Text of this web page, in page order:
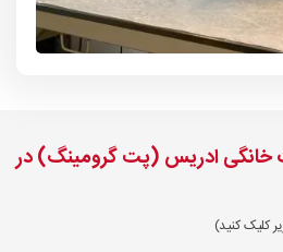
خانگی ادریس (پت گرومینگ) در
کلیک کنید)